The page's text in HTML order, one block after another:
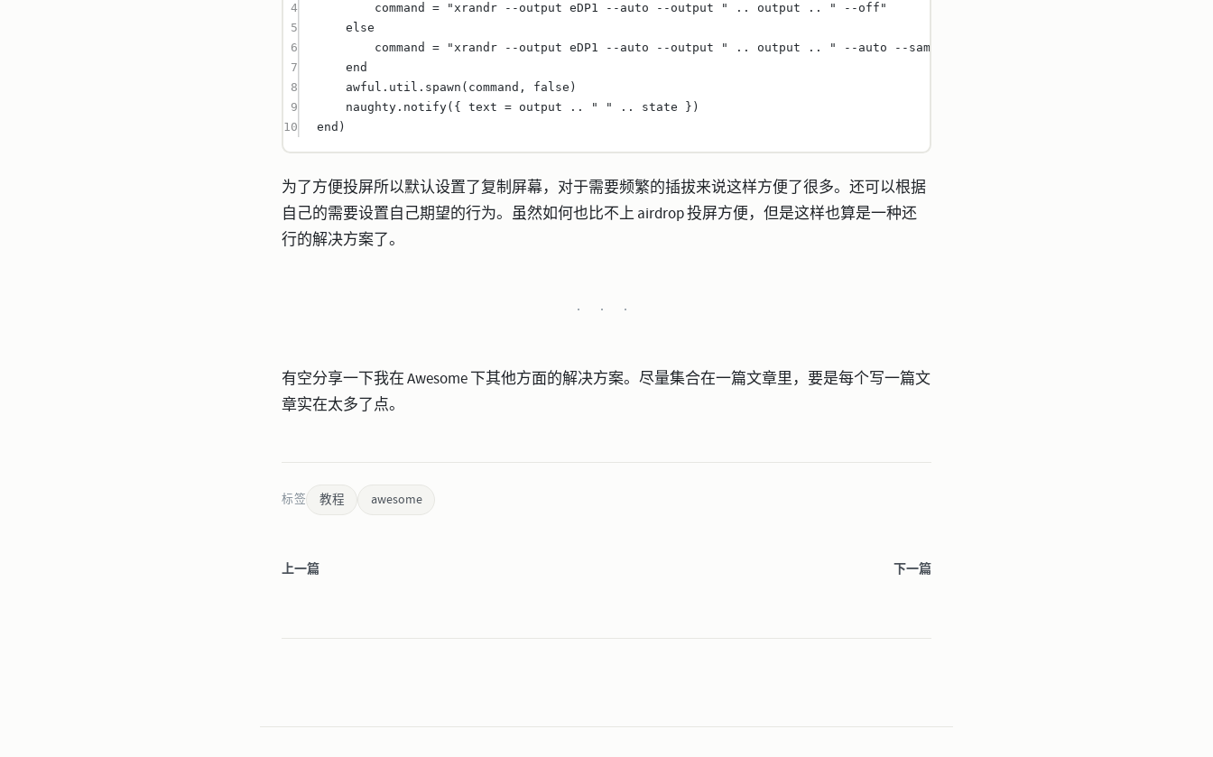
4
command = "xrandr --output eDP1 --auto --output " .. output ..
" --off"
5
else
6
command = "xrandr --output eDP1 --auto --output " .. output ..
" --auto --same-as eDP1"
7
end
8
awful. util . spawn (command, false )
9
naughty. notify({ text = output .. " " ..
state })
10
end )
为了方便投屏所以默认设置了复制屏幕，对于需要频繁的插拔来说这样方便了很多。还可以根据
自己的需要设置自己期望的行为。虽然如何也比不上 airdrop 投屏方便，但是这样也算是一种还
行的解决方案了。
有空分享一下我在 Awesome 下其他方面的解决方案。尽量集合在一篇文章里，要是每个写一篇文
章实在太多了点。
标签 教程 awesome
上一篇 下一篇